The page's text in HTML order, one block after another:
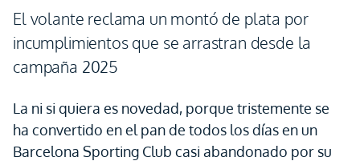
El volante reclama un montó de plata por
incumplimientos que se arrastran desde la
campaña 2025
La ni si quiera es novedad, porque tristemente se
ha convertido en el pan de todos los días en un
Barcelona Sporting Club casi abandonado por su